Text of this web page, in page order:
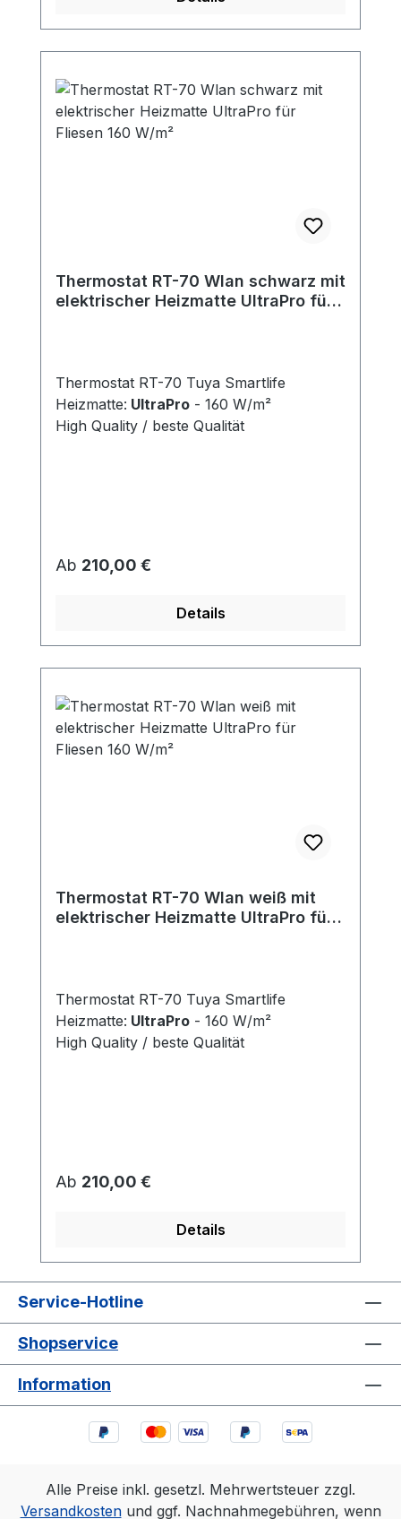
Thermostat RT-70 Wlan schwarz mit
elektrischer Heizmatte UltraPro für
Thermostat RT-70 Tuya Smartlife
Heizmatte: UltraPro - 160 W/m²
High Quality / beste Qualität
Regulärer Preis:
Ab 210,00 €
Details
Thermostat RT-70 Wlan weiß mit
elektrischer Heizmatte UltraPro für
Thermostat RT-70 Tuya Smartlife
Heizmatte: UltraPro - 160 W/m²
High Quality / beste Qualität
Regulärer Preis:
Ab 210,00 €
Details
Service-Hotline
Shopservice
Information
Alle Preise inkl. gesetzl. Mehrwertsteuer zzgl.
Versandkostenund ggf. Nachnahmegebühren, wenn